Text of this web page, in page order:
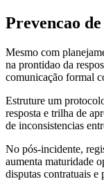
Prevencao
Mesmo com
na prontidao da
comunicação formal
Estruture um
resposta e trilha de
de inconsistencias
No pós-incidente,
aumenta maturidade
disputas contratuais e